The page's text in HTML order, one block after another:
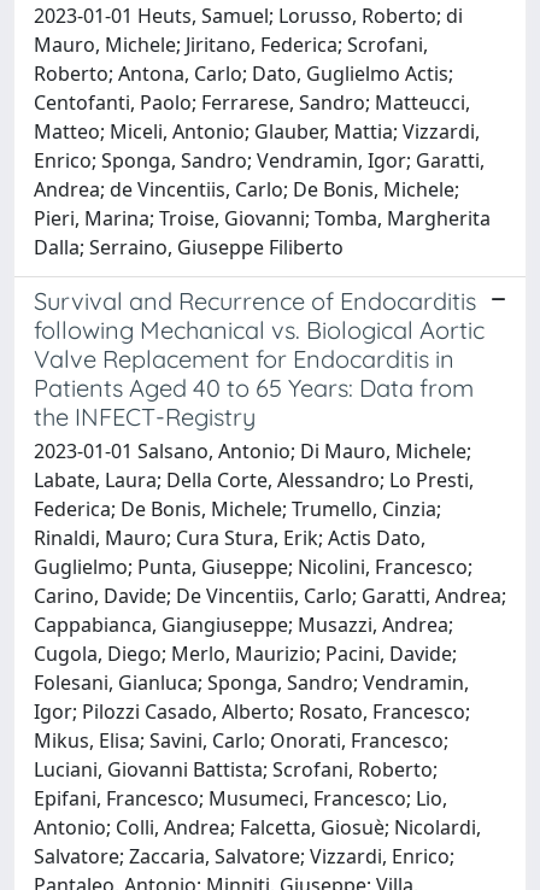
2023-01-01 Heuts, Samuel; Lorusso, Roberto; di
Mauro, Michele; Jiritano, Federica; Scrofani,
Roberto; Antona, Carlo; Dato, Guglielmo Actis;
Centofanti, Paolo; Ferrarese, Sandro; Matteucci,
Matteo; Miceli, Antonio; Glauber, Mattia; Vizzardi,
Enrico; Sponga, Sandro; Vendramin, Igor; Garatti,
Andrea; de Vincentiis, Carlo; De Bonis, Michele;
Pieri, Marina; Troise, Giovanni; Tomba, Margherita
Dalla; Serraino, Giuseppe Filiberto
Survival and Recurrence of Endocarditis
following Mechanical vs. Biological Aortic
Valve Replacement for Endocarditis in
Patients Aged 40 to 65 Years: Data from
the INFECT-Registry
2023-01-01 Salsano, Antonio; Di Mauro, Michele;
Labate, Laura; Della Corte, Alessandro; Lo Presti,
Federica; De Bonis, Michele; Trumello, Cinzia;
Rinaldi, Mauro; Cura Stura, Erik; Actis Dato,
Guglielmo; Punta, Giuseppe; Nicolini, Francesco;
Carino, Davide; De Vincentiis, Carlo; Garatti, Andrea;
Cappabianca, Giangiuseppe; Musazzi, Andrea;
Cugola, Diego; Merlo, Maurizio; Pacini, Davide;
Folesani, Gianluca; Sponga, Sandro; Vendramin,
Igor; Pilozzi Casado, Alberto; Rosato, Francesco;
Mikus, Elisa; Savini, Carlo; Onorati, Francesco;
Luciani, Giovanni Battista; Scrofani, Roberto;
Epifani, Francesco; Musumeci, Francesco; Lio,
Antonio; Colli, Andrea; Falcetta, Giosuè; Nicolardi,
Salvatore; Zaccaria, Salvatore; Vizzardi, Enrico;